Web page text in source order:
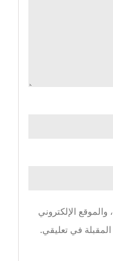
الإلكتروني
في تعليقي.